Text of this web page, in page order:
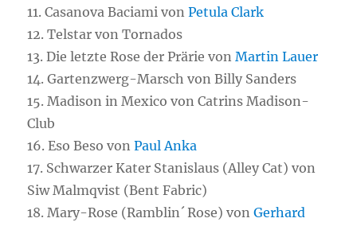
11. Casanova Baciami vonPetula Clark
12. Telstar von Tornados
13. Die letzte Rose der Prärie vonMartin Lauer
14. Gartenzwerg-Marsch von Billy Sanders
15. Madison in Mexico von Catrins Madison-
Club
16. Eso Beso vonPaul Anka
17. Schwarzer Kater Stanislaus (Alley Cat) von
Siw Malmqvist (Bent Fabric)
18. Mary-Rose (Ramblin´ Rose) vonGerhard